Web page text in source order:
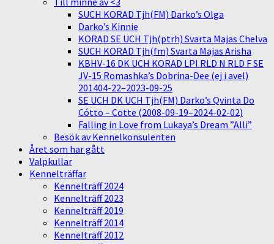
SUCH KORAD Tjh(FM) Darko’s Olga
Darko’s Kinnie
KORAD SE UCH Tjh(ptrh) Svarta Majas Chelva
SUCH KORAD Tjh(fm) Svarta Majas Arisha
KBHV-16 DK UCH KORAD LPI RLD N RLD F SE
JV-15 Romashka’s Dobrina-Dee (ej i avel)
201404-22–2023-09-25
SE UCH DK UCH Tjh(FM) Darko’s Qvinta Do
Cótto – Cotte (2008-09-19–2024-02-02)
Falling in Love from Lukaya’s Dream ”Alli”
Besök av Kennelkonsulenten
Året som har gått
Valpkullar
Kennelträffar
Kennelträff 2024
Kennelträff 2023
Kennelträff 2019
Kennelträff 2014
Kennelträff 2012